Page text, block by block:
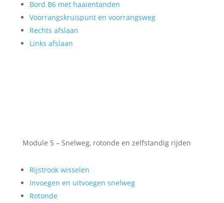
Bord B6 met haaientanden
Voorrangskruispunt en voorrangsweg
Rechts afslaan
Links afslaan
Module 5 – Snelweg, rotonde en zelfstandig rijden
Rijstrook wisselen
Invoegen en uitvoegen snelweg
Rotonde